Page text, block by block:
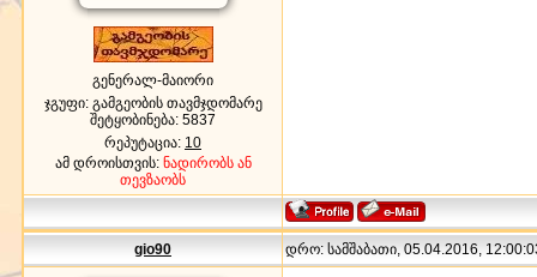
გენერალ-მაიორი
ჯგუფი: გამგეობის თავმჯდომარე
შეტყობინება: 5837
რეპუტაცია: 10
ამ დროისთვის: ნადირობს ან
თევზაობს
gio90 დრო: სამშაბათი, 05.04.2016,